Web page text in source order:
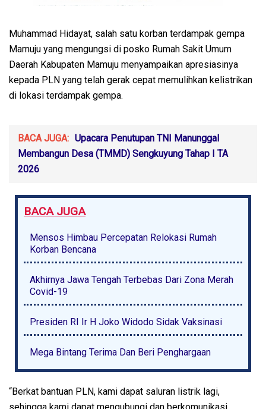
Muhammad Hidayat, salah satu korban terdampak gempa
Mamuju yang mengungsi di posko Rumah Sakit Umum
Daerah Kabupaten Mamuju menyampaikan apresiasinya
kepada PLN yang telah gerak cepat memulihkan kelistrikan
di lokasi terdampak gempa.
BACA JUGA: Upacara Penutupan TNI Manunggal
Membangun Desa (TMMD) Sengkuyung Tahap I TA
2026
BACA JUGA
Mensos Himbau Percepatan Relokasi Rumah
Korban Bencana
Akhirnya Jawa Tengah Terbebas Dari Zona Merah
Covid-19
Presiden RI Ir H Joko Widodo Sidak Vaksinasi
Mega Bintang Terima Dan Beri Penghargaan
“Berkat bantuan PLN, kami dapat saluran listrik lagi,